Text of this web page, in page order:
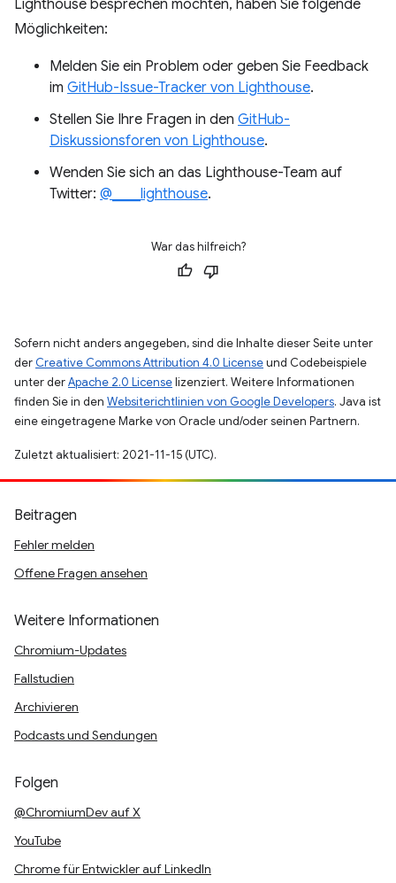
Lighthouse besprechen möchten, haben Sie folgende
Möglichkeiten:
Melden Sie ein Problem oder geben Sie Feedback
im GitHub-Issue-Tracker von Lighthouse.
Stellen Sie Ihre Fragen in den GitHub-
Diskussionsforen von Lighthouse.
Wenden Sie sich an das Lighthouse-Team auf
Twitter: @____lighthouse.
War das hilfreich?
Sofern nicht anders angegeben, sind die Inhalte dieser Seite unter
der Creative Commons Attribution 4.0 Licenseund Codebeispiele
unter derApache 2.0 Licenselizenziert. Weitere Informationen
finden Sie in den Websiterichtlinien von Google Developers. Java ist
eine eingetragene Marke von Oracle und/oder seinen Partnern.
Zuletzt aktualisiert: 2021-11-15 (UTC).
Beitragen
Fehler melden
Offene Fragen ansehen
Weitere Informationen
Chromium-Updates
Fallstudien
Archivieren
Podcasts und Sendungen
Folgen
@ChromiumDev auf X
YouTube
Chrome für Entwickler auf LinkedIn